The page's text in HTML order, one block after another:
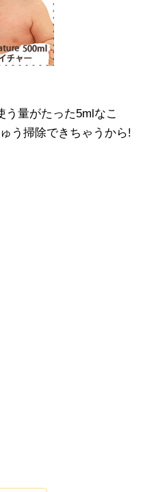
う量がたった5mlなこ
う掃除できちゃうから!